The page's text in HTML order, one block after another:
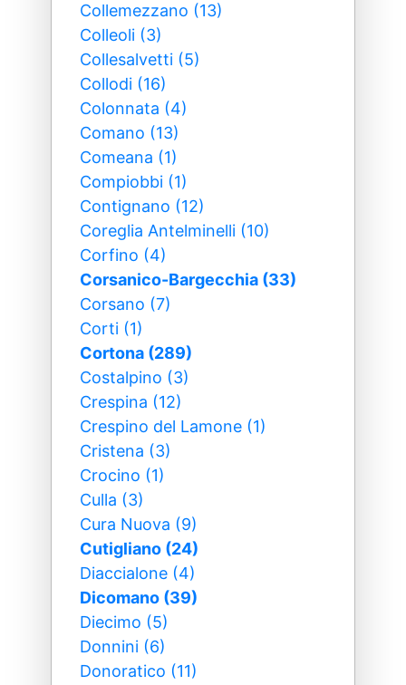
Collemezzano (13)
Colleoli (3)
Collesalvetti (5)
Collodi (16)
Colonnata (4)
Comano (13)
Comeana (1)
Compiobbi (1)
Contignano (12)
Coreglia Antelminelli (10)
Corfino (4)
Corsanico-Bargecchia (33)
Corsano (7)
Corti (1)
Cortona (289)
Costalpino (3)
Crespina (12)
Crespino del Lamone (1)
Cristena (3)
Crocino (1)
Culla (3)
Cura Nuova (9)
Cutigliano (24)
Diaccialone (4)
Dicomano (39)
Diecimo (5)
Donnini (6)
Donoratico (11)